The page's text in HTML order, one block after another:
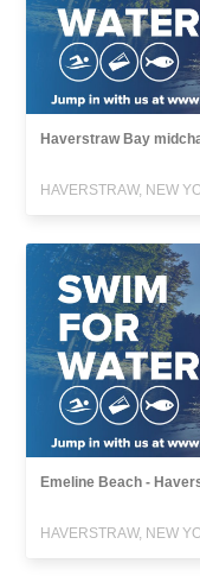
Haverstraw Bay
HAVERSTRAW, NEW
Emeline Beach -
HAVERSTRAW, NEW